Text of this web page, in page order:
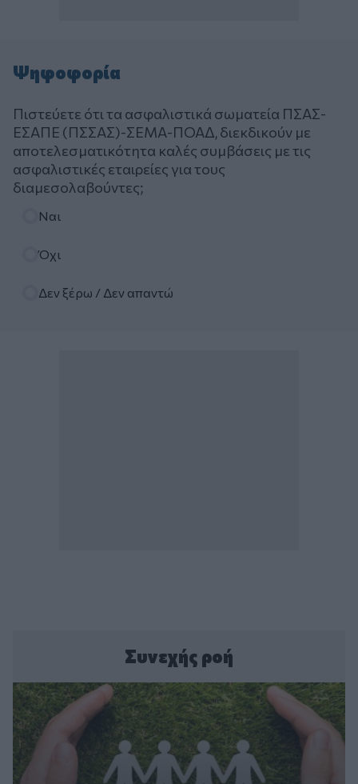
Ψηφοφορία
Πιστεύετε ότι τα ασφαλιστικά σωματεία ΠΣΑΣ-
ΕΣΑΠΕ (ΠΣΣΑΣ)-ΣΕΜΑ-ΠΟΑΔ, διεκδικούν με
αποτελεσματικότητα καλές συμβάσεις με τις
ασφαλιστικές εταιρείες για τους
διαμεσολαβούντες;
Ναι
Όχι
Δεν ξέρω / Δεν απαντώ
Συνεχής ροή